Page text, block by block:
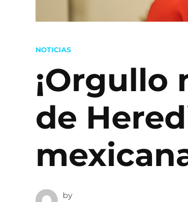
POSTED
NOTICIAS
¡Orgullo
de
by